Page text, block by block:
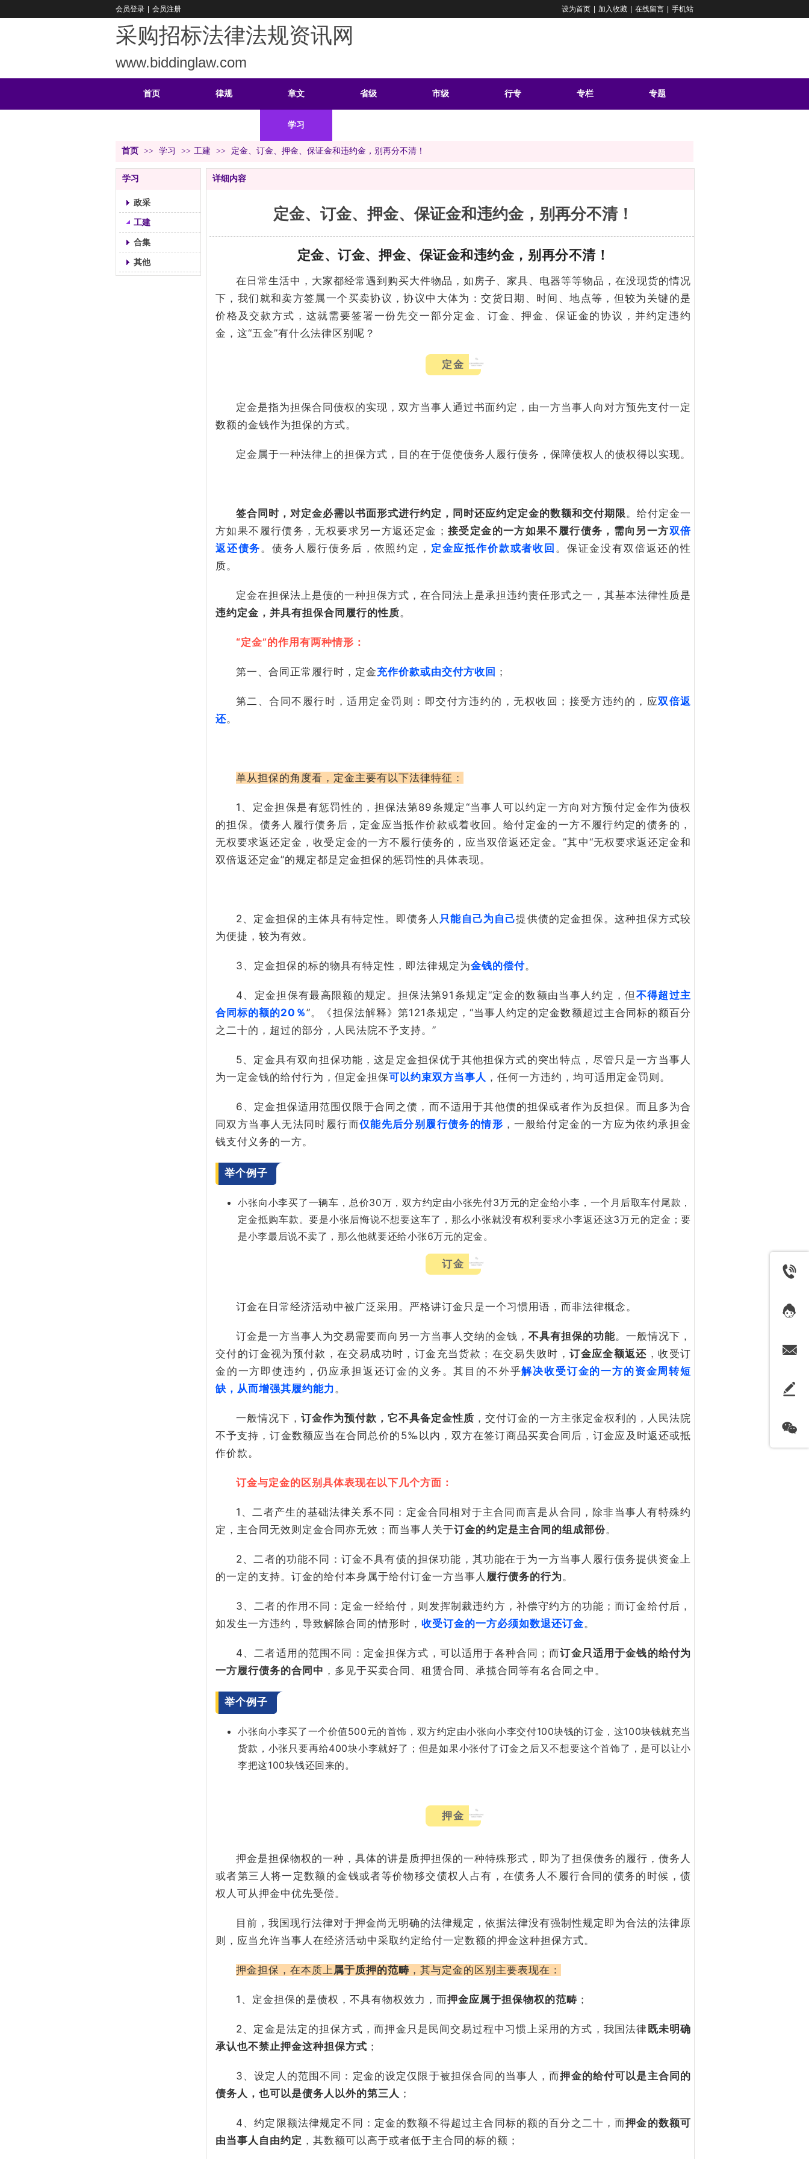
采购招标法律法规资讯网
www.biddinglaw.com
会员登录 会员注册 设为首页 加入收藏 在线留言 手机站
首页 律规 章文 省级 市级 行专 专栏 专题
学习
首页 >> 学习 >> 工建 >> 定金、订金、押金、保证金和违约金，别再分不清！
学习
政采
工建
合集
其他
详细内容
定金、订金、押金、保证金和违约金，别再分不清！
定金、订金、押金、保证金和违约金，别再分不清！
在日常生活中，大家都经常遇到购买大件物品，如房子、家具、电器等等物品，在没现货的情况
下，我们就和卖方签属一个买卖协议，协议中大体为：交货日期、时间、地点等，但较为关键的是
价格及交款方式，这就需要签署一份先交一部分定金、订金、押金、保证金的协议，并约定违约
金，这“五金”有什么法律区别呢？
定金
定金是指为担保合同债权的实现，双方当事人通过书面约定，由一方当事人向对方预先支付一定
数额的金钱作为担保的方式。
定金属于一种法律上的担保方式，目的在于促使债务人履行债务，保障债权人的债权得以实现。
签合同时，对定金必需以书面形式进行约定，同时还应约定定金的数额和交付期限。给付定金一
方如果不履行债务，无权要求另一方返还定金； 接受定金的一方如果不履行债务，需向另一方双倍
返还债务。债务人履行债务后，依照约定， 定金应抵作价款或者收回 。保证金没有双倍返还的性
质。
定金在担保法上是债的一种担保方式，在合同法上是承担违约责任形式之一，其基本法律性质是
违约定金，并具有担保合同履行的性质。
“定金”的作用有两种情形：
第一、合同正常履行时，定金充作价款或由交付方收回 ；
第二、合同不履行时，适用定金罚则：即交付方违约的，无权收回；接受方违约的，应双倍返
还。
单从担保的角度看，定金主要有以下法律特征：
1、定金担保是有惩罚性的，担保法第89条规定“当事人可以约定一方向对方预付定金作为债权
的担保。债务人履行债务后，定金应当抵作价款或着收回。给付定金的一方不履行约定的债务的，
无权要求返还定金，收受定金的一方不履行债务的，应当双倍返还定金。”其中“无权要求返还定金和
双倍返还定金”的规定都是定金担保的惩罚性的具体表现。
2、定金担保的主体具有特定性。即债务人 只能自己为自己提供债的定金担保。这种担保方式较
为便捷，较为有效。
3、定金担保的标的物具有特定性，即法律规定为金钱的偿付。
4、定金担保有最高限额的规定。担保法第91条规定“定金的数额由当事人约定，但 不得超过主
合同标的额的20％”。《担保法解释》第121条规定，“当事人约定的定金数额超过主合同标的额百分
之二十的，超过的部分，人民法院不予支持。”
5、定金具有双向担保功能，这是定金担保优于其他担保方式的突出特点，尽管只是一方当事人
为一定金钱的给付行为，但定金担保可以约束双方当事人 ，任何一方违约，均可适用定金罚则。
6、定金担保适用范围仅限于合同之债，而不适用于其他债的担保或者作为反担保。而且多为合
同双方当事人无法同时履行而仅能先后分别履行债务的情形 ，一般给付定金的一方应为依约承担金
钱支付义务的一方。
举个例子
小张向小李买了一辆车，总价30万，双方约定由小张先付3万元的定金给小李，一个月后取车付尾款，
定金抵购车款。要是小张后悔说不想要这车了，那么小张就没有权利要求小李返还这3万元的定金；要
是小李最后说不卖了，那么他就要还给小张6万元的定金。
订金
订金在日常经济活动中被广泛采用。严格讲订金只是一个习惯用语，而非法律概念。
订金是一方当事人为交易需要而向另一方当事人交纳的金钱， 不具有担保的功能。一般情况下，
交付的订金视为预付款，在交易成功时，订金充当货款；在交易失败时，订金应全额返还 ，收受订
金的一方即使违约，仍应承担返还订金的义务。其目的不外乎解决收受订金的一方的资金周转短
缺，从而增强其履约能力。
一般情况下， 订金作为预付款，它不具备定金性质 ，交付订金的一方主张定金权利的，人民法院
不予支持，订金数额应当在合同总价的5‰以内，双方在签订商品买卖合同后，订金应及时返还或抵
作价款。
订金与定金的区别具体表现在以下几个方面：
1、二者产生的基础法律关系不同：定金合同相对于主合同而言是从合同，除非当事人有特殊约
定，主合同无效则定金合同亦无效；而当事人关于订金的约定是主合同的组成部份。
2、二者的功能不同：订金不具有债的担保功能，其功能在于为一方当事人履行债务提供资金上
的一定的支持。订金的给付本身属于给付订金一方当事人 履行债务的行为。
3、二者的作用不同：定金一经给付，则发挥制裁违约方，补偿守约方的功能；而订金给付后，
如发生一方违约，导致解除合同的情形时， 收受订金的一方必须如数退还订金。
4、二者适用的范围不同：定金担保方式，可以适用于各种合同；而订金只适用于金钱的给付为
一方履行债务的合同中 ，多见于买卖合同、租赁合同、承揽合同等有名合同之中。
举个例子
小张向小李买了一个价值500元的首饰，双方约定由小张向小李交付100块钱的订金，这100块钱就充当
货款，小张只要再给400块小李就好了；但是如果小张付了订金之后又不想要这个首饰了，是可以让小
李把这100块钱还回来的。
押金
押金是担保物权的一种，具体的讲是质押担保的一种特殊形式，即为了担保债务的履行，债务人
或者第三人将一定数额的金钱或者等价物移交债权人占有，在债务人不履行合同的债务的时候，债
权人可从押金中优先受偿。
目前，我国现行法律对于押金尚无明确的法律规定，依据法律没有强制性规定即为合法的法律原
则，应当允许当事人在经济活动中采取约定给付一定数额的押金这种担保方式。
押金担保，在本质上属于质押的范畴 ，其与定金的区别主要表现在：
1、定金担保的是债权，不具有物权效力，而押金应属于担保物权的范畴 ；
2、定金是法定的担保方式，而押金只是民间交易过程中习惯上采用的方式，我国法律 既未明确
承认也不禁止押金这种担保方式 ；
3、设定人的范围不同：定金的设定仅限于被担保合同的当事人，而押金的给付可以是主合同的
债务人，也可以是债务人以外的第三人 ；
4、约定限额法律规定不同：定金的数额不得超过主合同标的额的百分之二十，而押金的数额可
由当事人自由约定 ，其数额可以高于或者低于主合同的标的额；